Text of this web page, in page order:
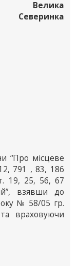
Велика
Северинка
“Про місцеве
791 , 83, 186
19, 25, 56, 67
взявши до
№ 58/05 гр.
враховуючи